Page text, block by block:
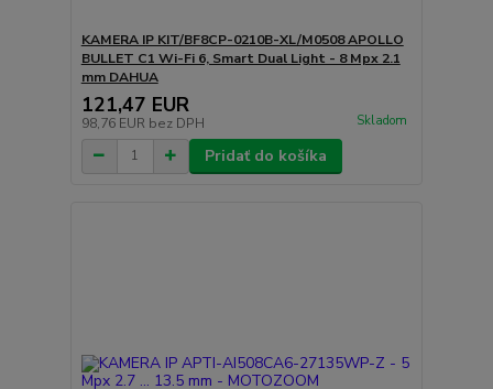
KAMERA IP KIT/BF8CP-0210B-XL/M0508 APOLLO
BULLET C1 Wi-Fi 6, Smart Dual Light - 8 Mpx 2.1
mm DAHUA
121,47 EUR
98,76 EUR bez DPH Skladom
Pridať do košíka